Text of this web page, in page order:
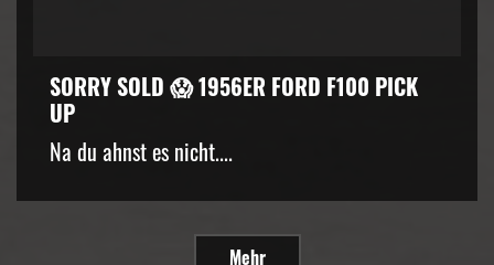
SORRY SOLD 😱 1956ER FORD F100 PICK
UP
Na du ahnst es nicht....
Mehr